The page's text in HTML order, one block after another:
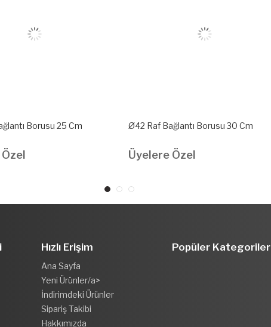
Borusu 25 Cm Ø42 Raf Bağlantı Borusu 30 Cm
Üyelere Özel
Hızlı Erişim
Ana Sayfa
Yeni Ürünler/a>
İndirimdeki Ürünler
Sipariş Takibi
Hakkımızda
Popüler Kategoriler